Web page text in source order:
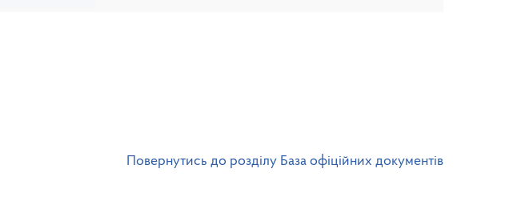
Повернутись до розділу База офіційних документів